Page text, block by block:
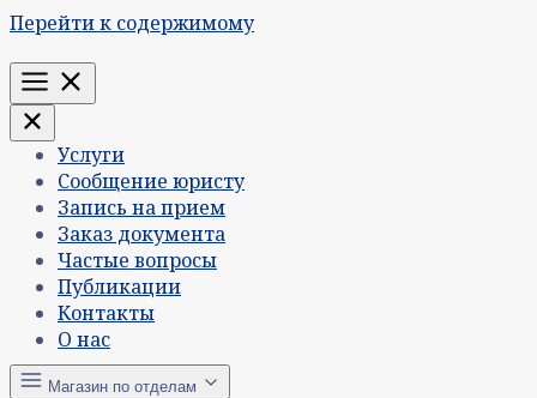
Перейти к содержимому
Меню
Услуги
Сообщение юристу
Запись на прием
Заказ документа
Частые вопросы
Публикации
Контакты
О нас
Магазин по отделам